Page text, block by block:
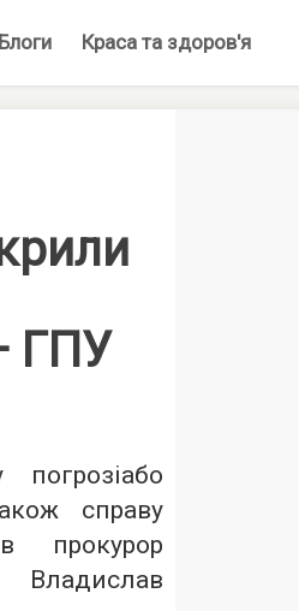
Блоги Краса та здоров'я
ГПУ
справу
прокурор
Владислав